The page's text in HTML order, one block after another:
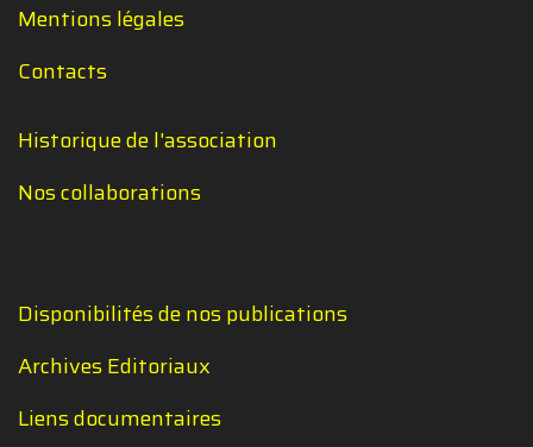
Mentions légales
Contacts
Historique de l'association
Nos collaborations
Disponibilités de nos publications
Archives Editoriaux
Liens documentaires